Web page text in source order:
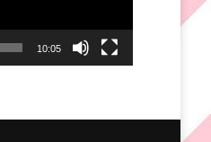
10:05